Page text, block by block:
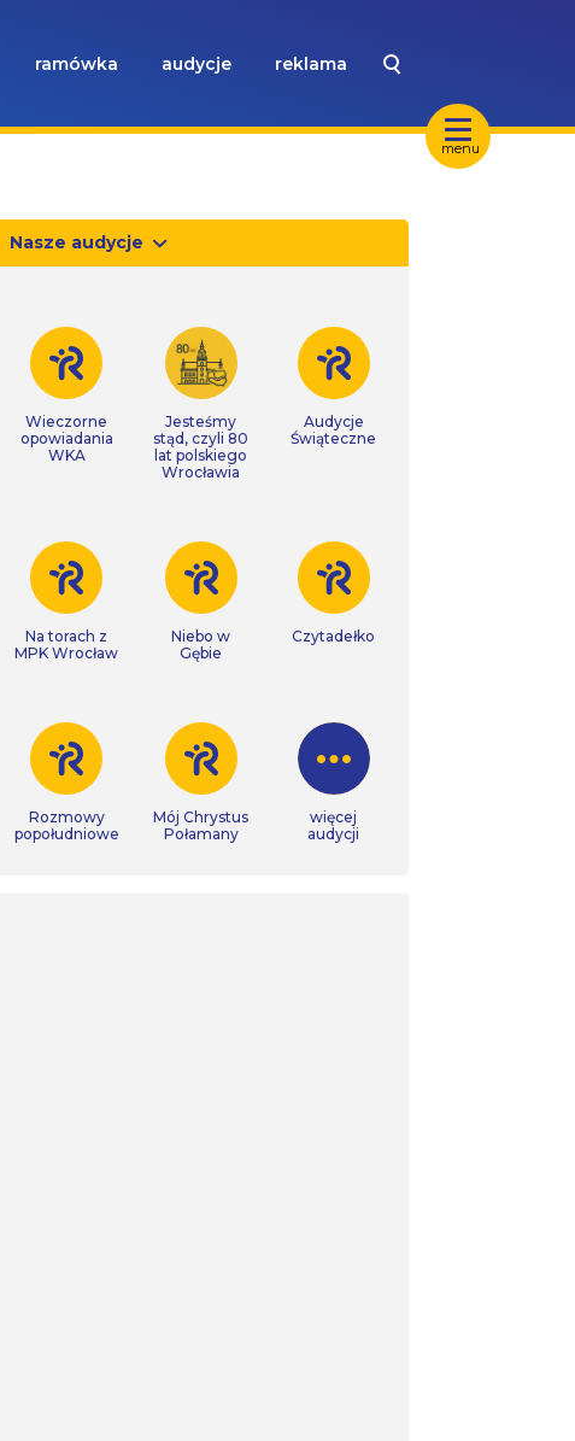
menu
ramówka audycje reklama
Nasze audycje
Wieczorne
opowiadania
WKA
Jesteśmy
stąd, czyli 80
lat polskiego
Wrocławia
Audycje
Świąteczne
Na torach z
MPK Wrocław
Niebo w
Gębie
Czytadełko
Rozmowy
popołudniowe
Mój Chrystus
Połamany
więcej
audycji